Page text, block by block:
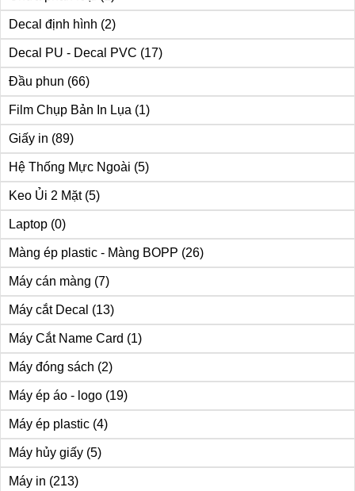
Decal định hình (2)
Decal PU - Decal PVC (17)
Đầu phun (66)
Film Chụp Bản In Lụa (1)
Giấy in (89)
Hệ Thống Mực Ngoài (5)
Keo Ủi 2 Mặt (5)
Laptop (0)
Màng ép plastic - Màng BOPP (26)
Máy cán màng (7)
Máy cắt Decal (13)
Máy Cắt Name Card (1)
Máy đóng sách (2)
Máy ép áo - logo (19)
Máy ép plastic (4)
Máy hủy giấy (5)
Máy in (213)